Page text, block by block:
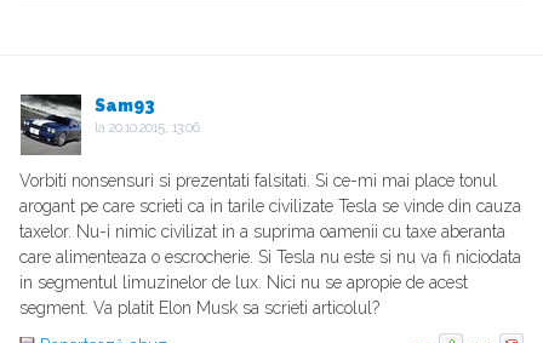
Sam93
la 20.10.2015, 13:06
Vorbiti nonsensuri si prezentati falsitati. Si ce-mi mai place tonul
arogant pe care scrieti ca in tarile civilizate Tesla se vinde din cauza
taxelor. Nu-i nimic civilizat in a suprima oamenii cu taxe aberanta
care alimenteaza o escrocherie. Si Tesla nu este si nu va fi niciodata
in segmentul limuzinelor de lux. Nici nu se apropie de acest
segment. Va platit Elon Musk sa scrieti articolul?